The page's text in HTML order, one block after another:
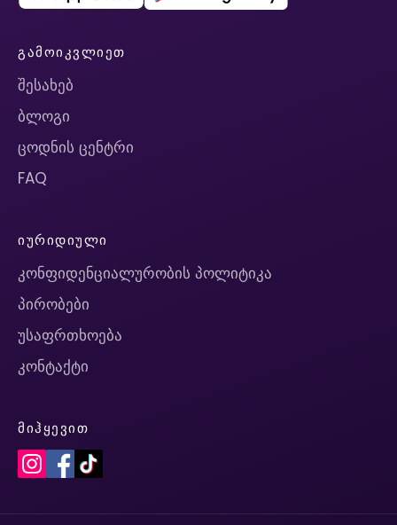
ᲒᲐᲛᲝᲘᲙᲕᲚᲘᲔᲗ
შესახებ
ბლოგი
ცოდნის ცენტრი
FAQ
ᲘᲣᲠᲘᲓᲘᲣᲚᲘ
კონფიდენციალურობის პოლიტიკა
პირობები
უსაფრთხოება
კონტაქტი
ᲛᲘᲰᲧᲔᲕᲘᲗ